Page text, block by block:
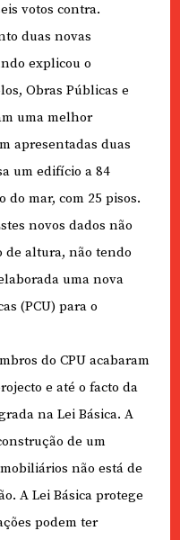
votos contra.
duas novas
explicou o
Obras Públicas e
uma melhor
apresentadas duas
um edifício a 84
mar, com 25 pisos.
novos dados não
altura, não tendo
uma nova
(PCU) para o
do CPU acabaram
e até o facto da
na Lei Básica. A
de um
não está de
A Lei Básica protege
podem ter